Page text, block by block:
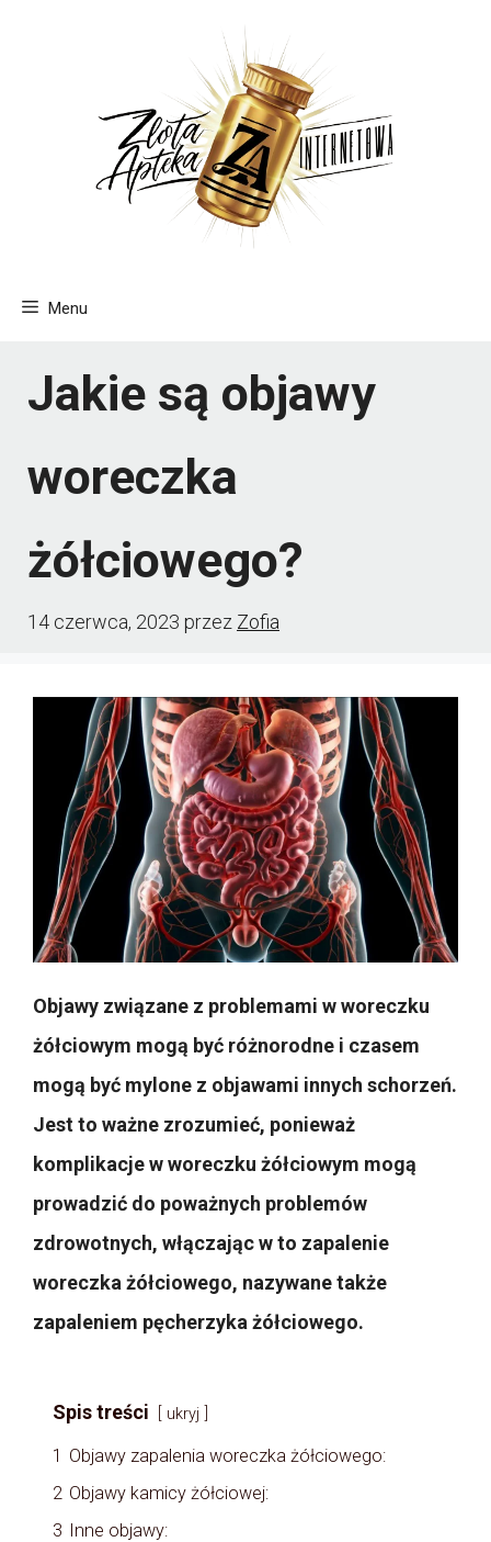
Menu
Jakie są objawy
woreczka
żółciowego?
14 czerwca, 2023 przez Zofia
Objawy związane z problemami w woreczku
żółciowym mogą być różnorodne i czasem
mogą być mylone z objawami innych schorzeń.
Jest to ważne zrozumieć, ponieważ
komplikacje w woreczku żółciowym mogą
prowadzić do poważnych problemów
zdrowotnych, włączając w to zapalenie
woreczka żółciowego, nazywane także
zapaleniem pęcherzyka żółciowego.
Spis treści ukryj
1 Objawy zapalenia woreczka żółciowego:
2 Objawy kamicy żółciowej:
3 Inne objawy: